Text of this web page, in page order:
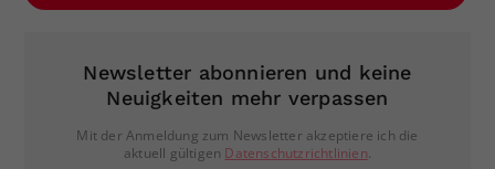
Newsletter abonnieren und keine
Neuigkeiten mehr verpassen
Mit der Anmeldung zum Newsletter akzeptiere ich die
aktuell gültigen Datenschutzrichtlinien.